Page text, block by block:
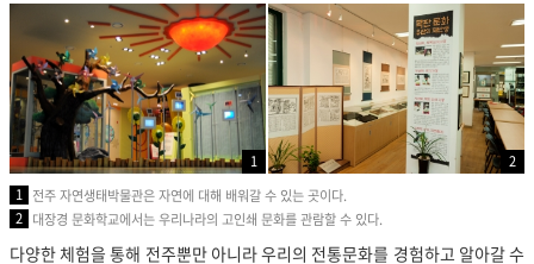
1
2
1 전주 자연생태박물관은 자연에 대해 배워갈 수 있는 곳이다.
2 대장경 문화학교에서는 우리나라의 고인쇄 문화를 관람할 수 있다.
다양한 체험을 통해 전주뿐만 아니라 우리의 전통문화를 경험하고 알아갈 수